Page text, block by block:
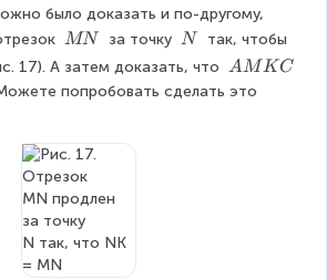
было доказать и по-другому,
\
\
MN за точку \
N так, чтобы
17). А затем доказать, что \
\
AMKC
попробовать сделать это